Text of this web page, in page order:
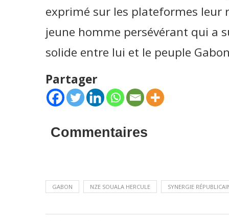
exprimé sur les plateformes leur
jeune homme persévérant qui a
solide entre lui et le peuple
Partager
Commentaires
GABON NZE SOUALA HERCULE SYNERGIE